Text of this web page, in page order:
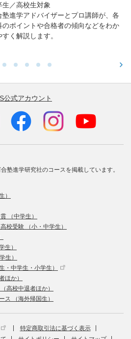
生／高校生対象
塾進学アドバイザーとプロ講師が、各
のポイントや合格者の傾向などをわか
すく解説します。
公式アカウント
塾進学研究社のコースを掲載しています。
）
（中学生）
校受験 （小・中学生）
生）
生）
・中学生・小学生）
ほか）
高校中退者ほか）
（海外帰国生）
特定商取引法に基づく表示